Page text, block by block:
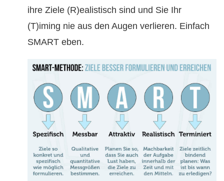
ihre Ziele (R)ealistisch sind und Sie Ihr
(T)iming nie aus den Augen verlieren. Einfach
SMART eben.